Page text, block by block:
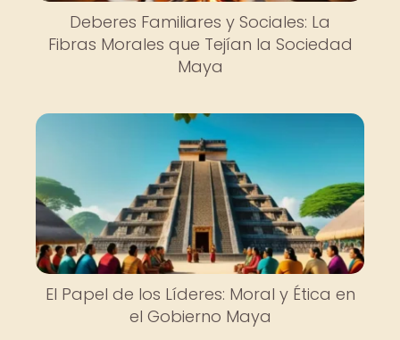
Deberes Familiares y Sociales: La
Fibras Morales que Tejían la Sociedad
Maya
El Papel de los Líderes: Moral y Ética en
el Gobierno Maya